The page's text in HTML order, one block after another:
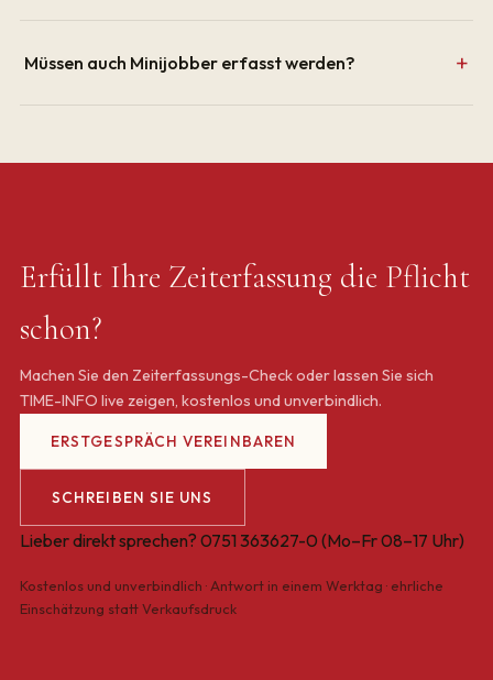
Müssen auch Minijobber erfasst werden?
Erfüllt Ihre Zeiterfassung die Pflicht
schon?
Machen Sie den Zeiterfassungs-Check oder lassen Sie sich
TIME-INFO live zeigen, kostenlos und unverbindlich.
ERSTGESPRÄCH VEREINBAREN
SCHREIBEN SIE UNS
Lieber direkt sprechen? 0751 363627-0 (Mo–Fr 08–17 Uhr)
Kostenlos und unverbindlich · Antwort in einem Werktag · ehrliche
Einschätzung statt Verkaufsdruck